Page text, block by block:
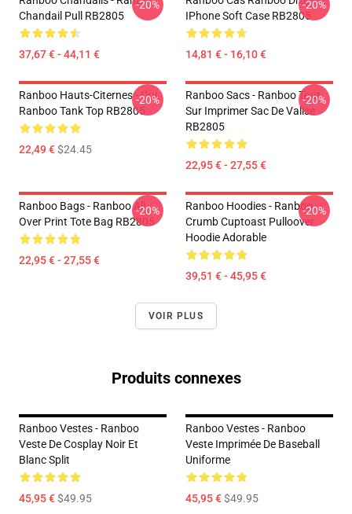
Chandail Pull RB2805
37,67 € - 44,11 €
-20%
IPhone Soft Case RB2805
14,81 € - 16,10 €
-20%
Ranboo Hauts-Citernes - Oui.
Ranboo Tank Top RB2805
22,49 €$24.45
-20%
Ranboo Sacs - Ranboo Tout
Sur Imprimer Sac De Valise
RB2805
22,95 € - 27,55 €
-20%
Ranboo Bags - Ranboo All
Over Print Tote Bag RB2805
22,95 € - 27,55 €
-20%
Ranboo Hoodies - Ranboo
Crumb Cuptoast Pulloover
Hoodie Adorable
39,51 € - 45,95 €
-20%
VOIR PLUS
Produits connexes
Ranboo Vestes - Ranboo
Veste De Cosplay Noir Et
Blanc Split
45,95 €$49.95
Ranboo Vestes - Ranboo
Veste Imprimée De Baseball
Uniforme
45,95 €$49.95